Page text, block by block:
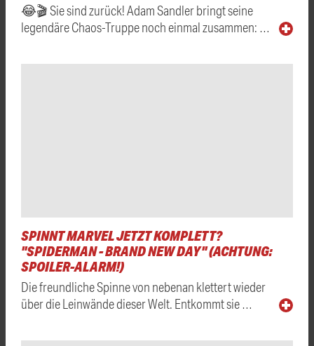
😂🎬 Sie sind zurück! Adam Sandler bringt seine
legendäre Chaos-Truppe noch einmal zusammen: …
SPINNT MARVEL JETZT KOMPLETT?
"SPIDERMAN - BRAND NEW DAY" (ACHTUNG:
SPOILER-ALARM!)
Die freundliche Spinne von nebenan klettert wieder
über die Leinwände dieser Welt. Entkommt sie …